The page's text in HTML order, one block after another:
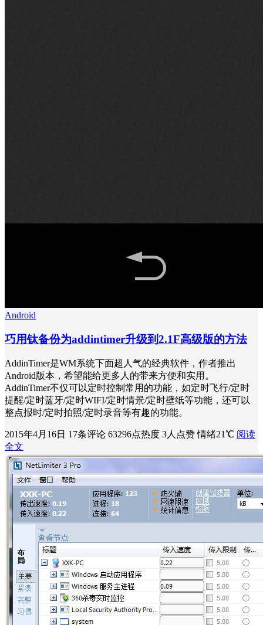
Android
巧用钛备份为addintimer升级到2.1F高级版的方法
AddinTimer是WM系统下面超人气的经典软件，作者推出
Android版本，希望能给更多人的带来方便和实用。
AddinTimer不仅可以定时控制常用的功能，如定时飞行/定时
提醒/定时蓝牙/定时WIFI/定时情景/定时壁纸等功能，还可以
整点报时/定时拍照/定时录音等有趣的功能。
2015年4月16日 17条评论 63296点热度 3人点赞 情绪21℃ 阅读
全文